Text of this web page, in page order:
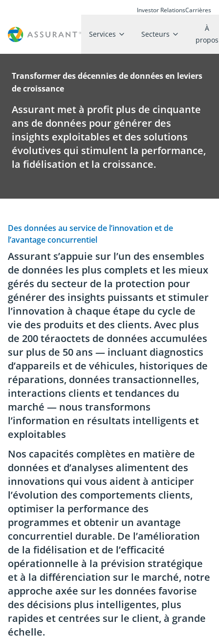
Investor RelationsCarrières
Services Secteurs
À
propos
Transformer des décennies de données en leviers
de croissance
Assurant met à profit plus de cinquante
ans de données pour générer des
insights exploitables et des solutions
évolutives qui stimulent la performance,
la fidélisation et la croissance.
Des données au service de l’innovation et de
l’avantage concurrentiel
Assurant s’appuie sur l’un des ensembles
de données les plus complets et les mieux
gérés du secteur de la protection pour
générer des insights puissants et stimuler
l’innovation à chaque étape du cycle de
vie des produits et des clients. Avec plus
de 200 téraoctets de données accumulées
sur plus de 50 ans — incluant diagnostics
d’appareils et de véhicules, historiques de
réparations, données transactionnelles,
interactions clients et tendances du
marché — nous transformons
l’information en résultats intelligents et
exploitables
Nos capacités complètes en matière de
données et d’analyses alimentent des
innovations qui vous aident à anticiper
l’évolution des comportements clients,
optimiser la performance des
programmes et obtenir un avantage
concurrentiel durable. De l’amélioration
de la fidélisation et de l’efficacité
opérationnelle à la prévision stratégique
et à la différenciation sur le marché, notre
approche axée sur les données favorise
des décisions plus intelligentes, plus
rapides et centrées sur le client, à grande
échelle.